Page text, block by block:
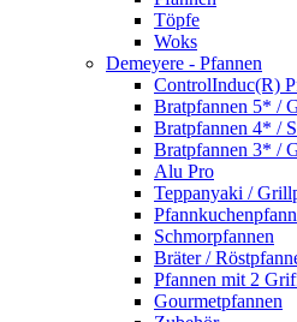
Töpfe
Woks
Demeyere - Pfannen
ControlInduc(R)
Bratpfannen 5* /
Bratpfannen 4* /
Bratpfannen 3* /
Alu Pro
Teppanyaki /
Schmorpfannen
Bräter /
Pfannen mit 2
Gourmetpfannen